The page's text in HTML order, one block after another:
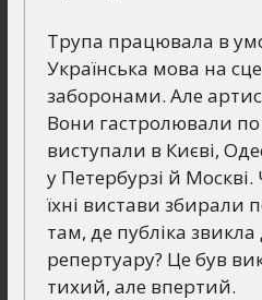
Трупа працювала в
Українська мова на
заборонами. Але
Вони гастролювали по
виступали в Києві,
у Петербурзі й
їхні вистави збирали
там, де публіка звикла
репертуару? Це був
тихий, але впертий.